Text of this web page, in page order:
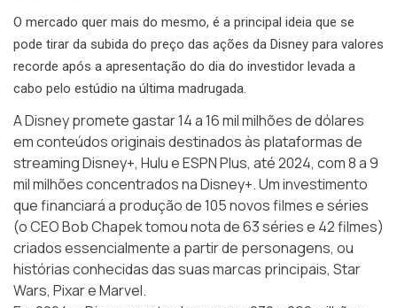
O mercado quer mais do mesmo, é a principal ideia que se
pode tirar da subida do preço das ações da Disney para valores
recorde após a apresentação do dia do investidor levada a
cabo pelo estúdio na última madrugada.
A Disney promete gastar 14 a 16 mil milhões de dólares
em conteúdos originais destinados às plataformas de
streaming Disney+, Hulu e ESPN Plus, até 2024, com 8 a 9
mil milhões concentrados na Disney+. Um investimento
que financiará a produção de 105 novos filmes e séries
(o CEO Bob Chapek tomou nota de 63 séries e 42 filmes)
criados essencialmente a partir de personagens, ou
histórias conhecidas das suas marcas principais, Star
Wars, Pixar e Marvel.